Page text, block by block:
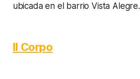
ubicada en el barrio Vista Alegre.
Il Corpo